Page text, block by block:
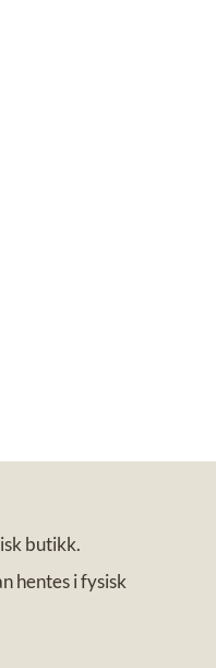
butikk.
hentes i fysisk